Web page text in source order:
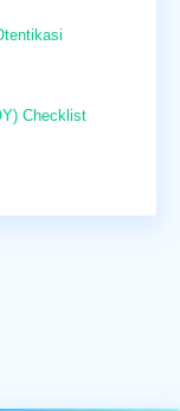
Checklist